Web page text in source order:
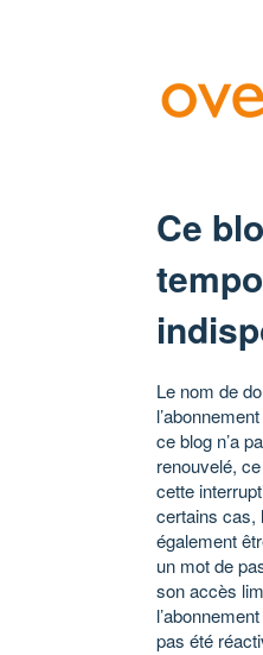
Ce
Le nom de
ce blog n’a
renouvelé,
cette
certains cas,
également
un mot de
son accès
pas été